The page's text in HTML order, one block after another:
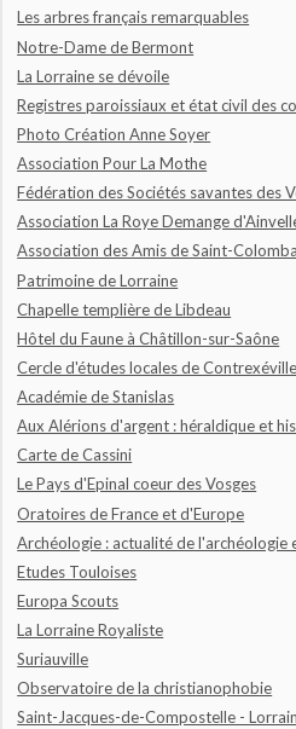
Les arbres français remarquables
Notre-Dame de Bermont
La Lorraine se dévoile
Registres paroissiaux et état civil des
Photo Création Anne Soyer
Association Pour La Mothe
Fédération des Sociétés savantes des
Association La Roye Demange
Association des Amis de Saint-
Patrimoine de Lorraine
Chapelle templière de Libdeau
Hôtel du Faune à Châtillon-sur-Saône
Cercle d'études locales de Contrexéville
Académie de Stanislas
Aux Alérions d'argent : héraldique et
Carte de Cassini
Le Pays d'Epinal coeur des Vosges
Oratoires de France et d'Europe
Archéologie : actualité de l'archéologie
Etudes Touloises
Europa Scouts
La Lorraine Royaliste
Suriauville
Observatoire de la christianophobie
Saint-Jacques-de-Compostelle -